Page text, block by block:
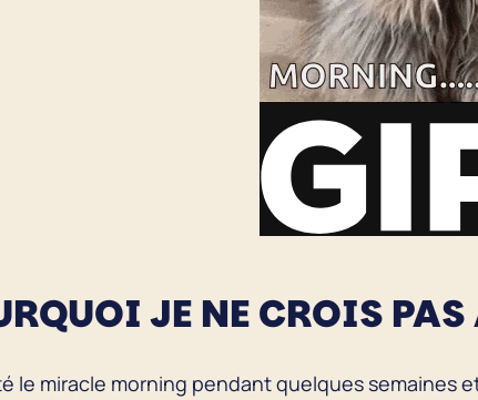
JE NE CROIS
le miracle morning pendant quelques semaines